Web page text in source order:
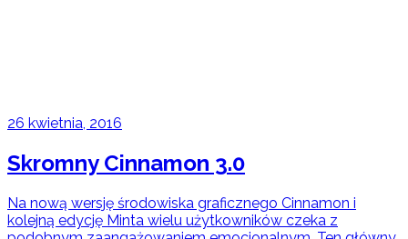
26 kwietnia, 2016
Skromny Cinnamon 3.0
Na nową wersję środowiska graficznego Cinnamon i
kolejną edycję Minta wielu użytkowników czeka z